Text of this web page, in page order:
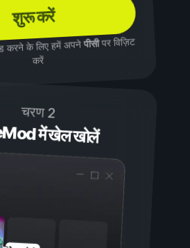
शुरू करें
करने के लिए हमें अपनेपीसीपर विज़िट
करें
चरण 2
में खेल खोलें